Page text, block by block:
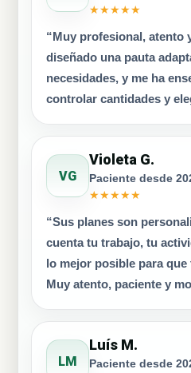
★★★★★
“Muy profesional, atento
diseñado una pauta
necesidades, y me ha
controlar cantidades y
VG
Violeta G.
Paciente desde
★★★★★
“Sus planes son
cuenta tu trabajo, tu
lo mejor posible para
Muy atento, paciente y
LM
Luís M.
Paciente desde